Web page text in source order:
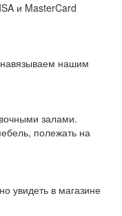
нашим
залами.
полежать на
увидеть в магазине